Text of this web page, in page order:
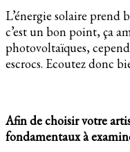
L’énergie solaire prend
c’est un bon point, ça
photovoltaïques,
escrocs. Ecoutez donc
Afin de choisir votre
fondamentaux à